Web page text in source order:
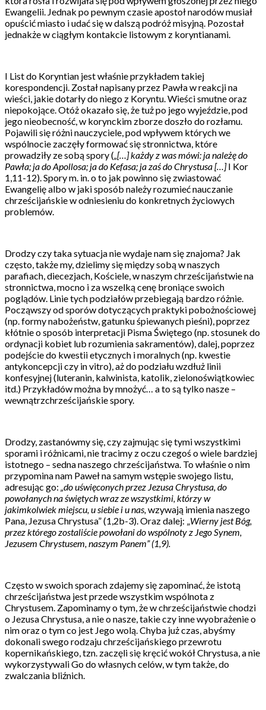
Ewangelii. Jednak po pewnym czasie apostoł narodów musiał
opuścić miasto i udać się w dalszą podróż misyjną. Pozostał
jednakże w ciągłym kontakcie listowym z koryntianami.
I List do Koryntian jest właśnie przykładem takiej
korespondencji. Został napisany przez Pawła w reakcji na
wieści, jakie dotarły do niego z Koryntu. Wieści smutne oraz
niepokojące. Otóż okazało się, że tuż po jego wyjeździe, pod
jego nieobecność, w korynckim zborze doszło do rozłamu.
Pojawili się różni nauczyciele, pod wpływem których we
wspólnocie zaczęły formować się stronnictwa, które
prowadziły ze sobą spory („[…] każdy z was mówi: ja należę do
Pawła; ja do Apollosa; ja do Kefasa; ja zaś do Chrystusa […]I Kor
1,11-12). Spory m. in. o to jak powinno się zwiastować
Ewangelię albo w jaki sposób należy rozumieć nauczanie
chrześcijańskie w odniesieniu do konkretnych życiowych
problemów.
Drodzy czy taka sytuacja nie wydaje nam się znajoma? Jak
często, także my, dzielimy się między sobą w naszych
parafiach, diecezjach, Kościele, w naszym chrześcijaństwie na
stronnictwa, mocno i za wszelką cenę broniące swoich
poglądów. Linie tych podziałów przebiegają bardzo różnie.
Począwszy od sporów dotyczących praktyki pobożnościowej
(np. formy nabożeństw, gatunku śpiewanych pieśni), poprzez
kłótnie o sposób interpretacji Pisma Świętego (np. stosunek do
ordynacji kobiet lub rozumienia sakramentów), dalej, poprzez
podejście do kwestii etycznych i moralnych (np. kwestie
antykoncepcji czy in vitro), aż do podziału wzdłuż linii
konfesyjnej (luteranin, kalwinista, katolik, zielonoświątkowiec
itd.) Przykładów można by mnożyć… a to są tylko nasze –
wewnątrzchrześcijańskie spory.
Drodzy, zastanówmy się, czy zajmując się tymi wszystkimi
sporami i różnicami, nie tracimy z oczu czegoś o wiele bardziej
istotnego – sedna naszego chrześcijaństwa. To właśnie o nim
przypomina nam Paweł na samym wstępie swojego listu,
adresując go: „do uświęconych przez Jezusa Chrystusa, do
powołanych na świętych wraz ze wszystkimi, którzy w
jakimkolwiek miejscu, u siebie i u nas,wzywają imienia naszego
Pana, Jezusa Chrystusa” (1,2b-3). Oraz dalej: „Wierny jest Bóg,
przez którego zostaliście powołani do wspólnoty z Jego Synem,
Jezusem Chrystusem, naszym Panem” (1,9).
Często w swoich sporach zdajemy się zapominać, że istotą
chrześcijaństwa jest przede wszystkim wspólnota z
Chrystusem. Zapominamy o tym, że w chrześcijaństwie chodzi
o Jezusa Chrystusa, a nie o nasze, takie czy inne wyobrażenie o
nim oraz o tym co jest Jego wolą. Chyba już czas, abyśmy
dokonali swego rodzaju chrześcijańskiego przewrotu
kopernikańskiego, tzn. zaczęli się kręcić wokół Chrystusa, a nie
wykorzystywali Go do własnych celów, w tym także, do
zwalczania bliźnich.